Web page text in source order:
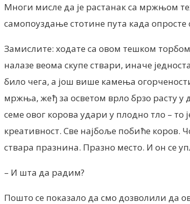
Многи мисле да је растанак са мржњом
самопоуздање стотине пута када
Замислите: ходате са овом тешком
налазе веома скупе ствари, иначе
било чега, а још више камења
мржња, жеђ за осветом врло брзо расту у
семе овог корова удари у плодно тло – то
креативност. Све најбоље побиће коров.
ствара празнина. Празно место. И он се
– И шта да радим?
Пошто се показало да смо дозволили да